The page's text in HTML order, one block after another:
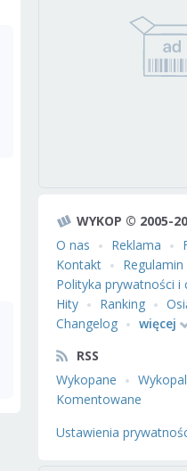
WYKOP © 2005-
O nas
Reklama
Kontakt
Regulamin
Polityka prywatności i
Hity
Ranking
Changelog
więcej
RSS
Wykopane
Komentowane
Ustawienia